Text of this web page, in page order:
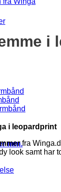
mm.
i
i leopardprint
fra
look samt har